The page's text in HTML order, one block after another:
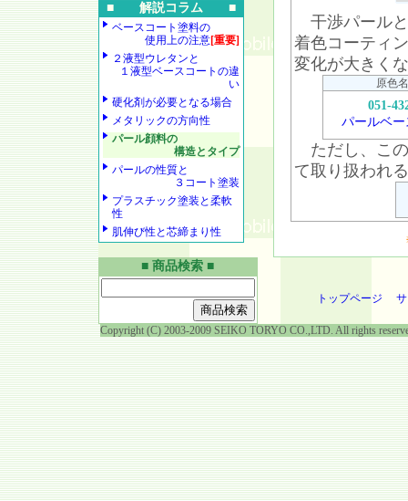
干渉パールと
着色コーティ
変化が大きく
原色名
051-
パールベー
ただし、この
て取り扱われ
トップページ
■ 解説コラム ■
ベースコート塗料の
使用上の注意[重要]
２液型ウレタンと
１液型ベースコートの違
い
硬化剤が必要となる場合
メタリックの方向性
パール顔料の
構造とタイプ
パールの性質と
３コート塗装
プラスチック塗装と柔軟
性
肌伸び性と芯締まり性
■ 商品検索 ■
Copyright (C) 2003-2009 SEIKO TORYO CO.,LTD. All rights